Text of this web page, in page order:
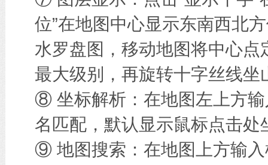
位”在地图中心显示东南西北
水罗盘图，移动地图将中心
最大级别，再旋转十字丝线坐
⑧ 坐标解析：在地图左上方
名匹配，默认显示鼠标点击处
⑨ 地图搜索：在地图上方输